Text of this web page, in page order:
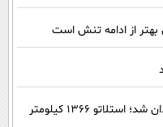
از ادامه تنش است
غول 586 اسب بخاری هواوی وارد میدان شد؛ استلاتو 1366 کیلومتر